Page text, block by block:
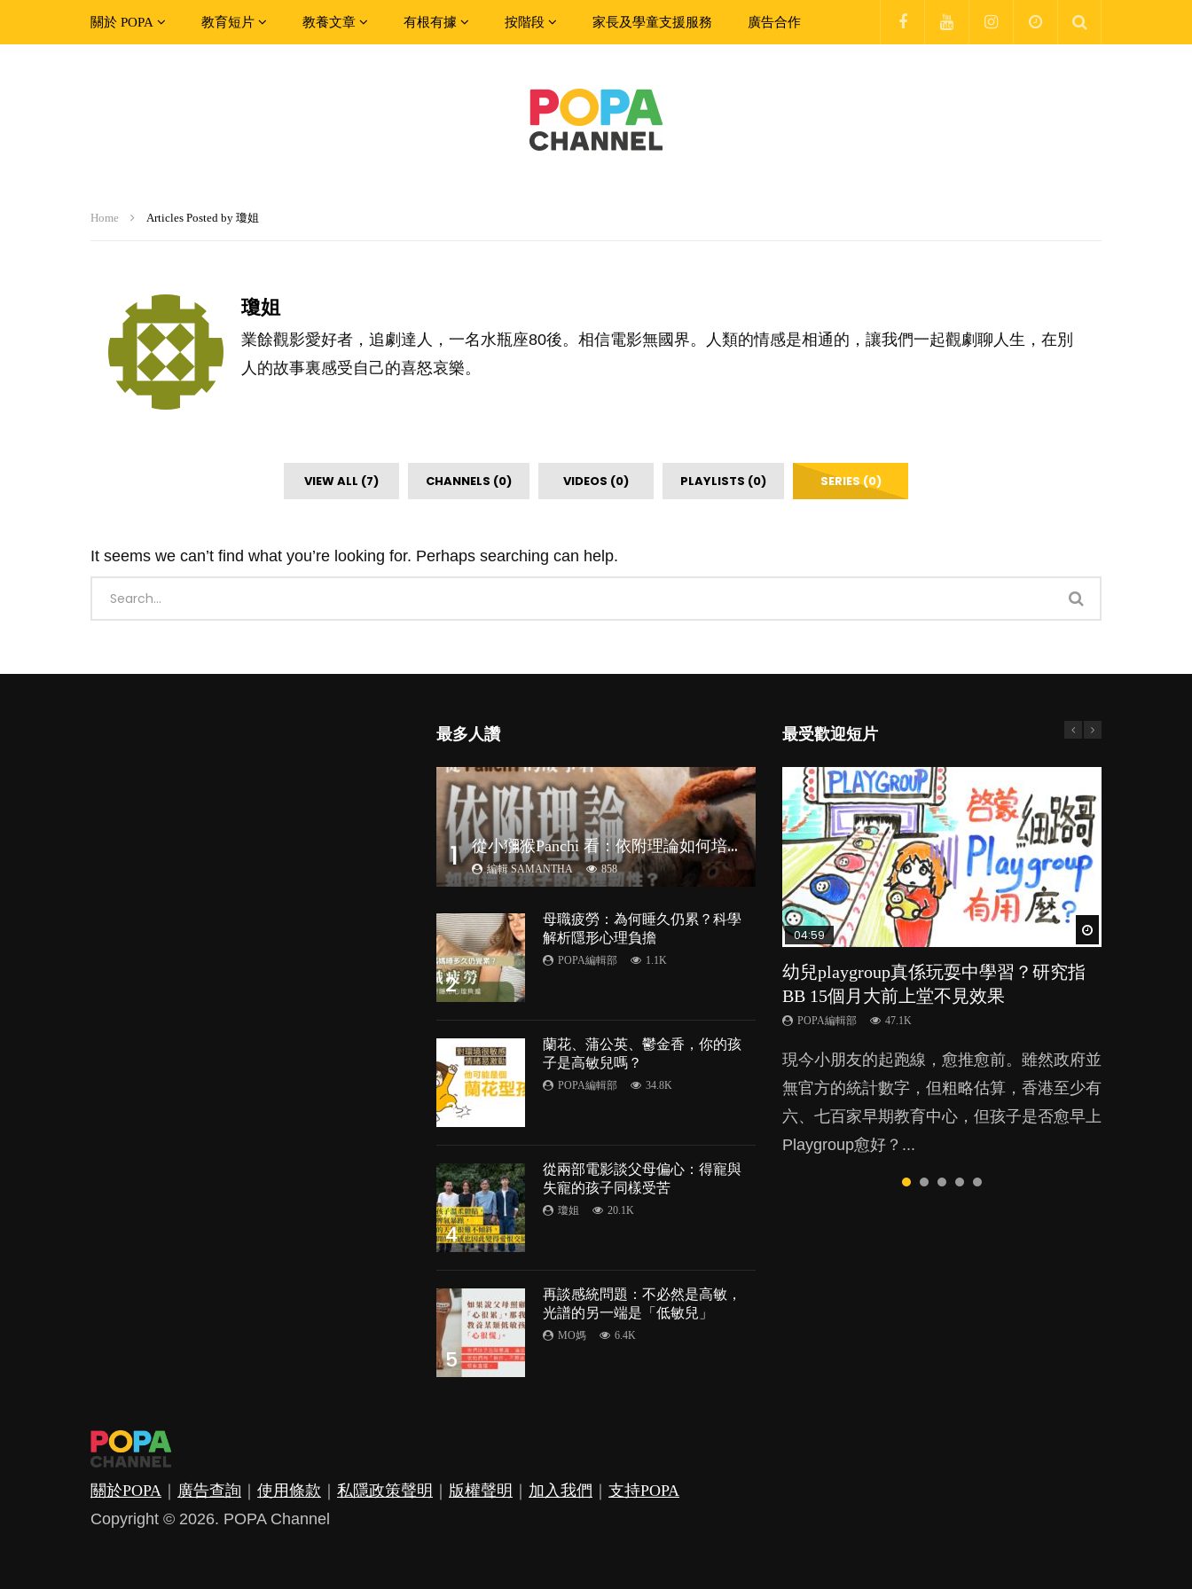
關於 POPA 教育短片 教養文章 有根有據 按階段 家長及學童支援服務 廣告合作
Home Articles Posted by 瓊姐
瓊姐
業餘觀影愛好者，追劇達人，一名水瓶座80後。相信電影無國界。人類的情感是相通的，讓我們一起觀劇聊人生，在別
人的故事裏感受自己的喜怒哀樂。
VIEW ALL (7) CHANNELS (0) VIDEOS (0) PLAYLISTS (0) SERIES (0)
It seems we can’t find what you’re looking for. Perhaps searching can help.
最多人讚
1 從
小獼猴Panchi 看：依附理論如何培養孩子心理韌性？
編輯 SAMANTHA 858
2
母職疲勞：為何睡久仍累？科學
解析隱形心理負擔
POPA編輯部 1.1K
3
蘭花、蒲公英、鬱金香，你的孩
子是高敏兒嗎？
POPA編輯部 34.8K
4
從兩部電影談父母偏心：得寵與
失寵的孩子同樣受苦
瓊姐 20.1K
5
再談感統問題：不必然是高敏，
光譜的另一端是「低敏兒」
MO媽 6.4K
最受歡迎短片
04:59
幼兒playgroup真係玩耍中學習？研究指
BB 15個月大前上堂不見效果
POPA編輯部 47.1K
現今小朋友的起跑線，愈推愈前。雖然政府並
無官方的統計數字，但粗略估算，香港至少有
六、七百家早期教育中心，但孩子是否愈早上
Playgroup愈好？...
03:39
幼稚園遊戲課 如何刺激幼兒自發學習取
代獎勵與懲罰？
POPA編輯部 33.1K
由美國學者所創的 tools of the mind 課程，學
生以遊戲方式學習，學術能力和自制能力亦明
顯比其他小朋友優勝，到底這課程有何特別之
處？...
03:02
老公患產後憂鬱症對BB的影響
POPA編輯部 15.9K
後抑鬱，影響日常生活，嚴重的甚至會有自
殺，或傷害小朋友的念頭。但為何爸爸患上產
後抑鬱往往難以察覺？...
04:06
全職好？在職好？｜全職媽媽與在職媽媽
的壓力與價值
POPA編輯部 25.8K
許多媽媽心底可能都有一刻掙扎過：究竟全職
好，還是在職好。雖說每個家庭都有自己的獨
特狀況和考慮因素，但原來全職和在職媽媽所
養育的子女其實都各有擅長。...
03:41
BB口腔期乜都放入口，父母該制止還是
放手？
POPA編輯部 25.5K
BB最喜歡隨手拿起什麼都放入口中，有人說
一旦養成吮手指的習慣，大個就很難戒，但原
來一刀切阻止他們放東西入口，隨時會影響孩
子的身心發展？...
關於POPA 廣告查詢 使用條款 私隱政策聲明 版權聲明 加入我們
支持POPA
Copyright © 2026. POPA Channel